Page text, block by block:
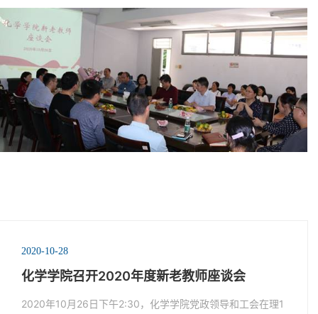
2020-10-28
化学学院召开2020年度新老教师座谈会
2020年10月26日下午2:30，化学学院党政领导和工会在理1